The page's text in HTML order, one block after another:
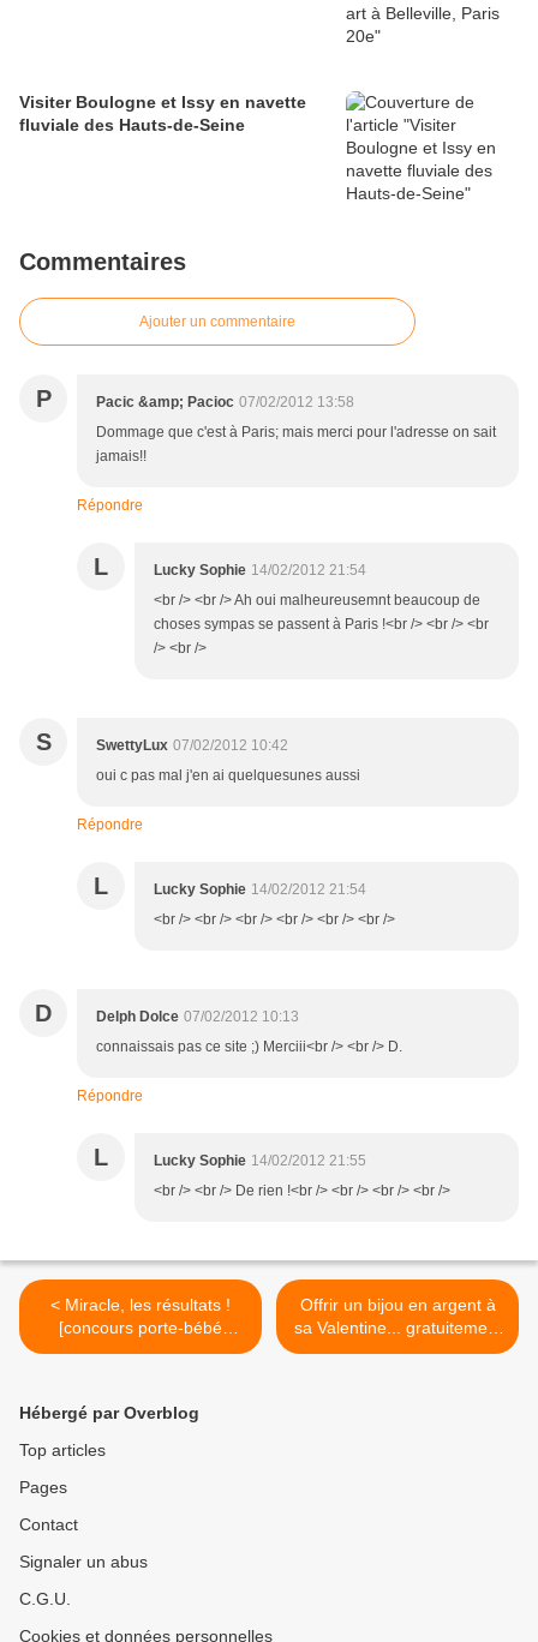
Visiter Boulogne et Issy en navette
fluviale des Hauts-de-Seine
Commentaires
Ajouter un commentaire
P Pacic &amp; Pacioc 07/02/2012 13:58
Dommage que c'est à Paris; mais merci pour l'adresse on sait
jamais!!
Répondre
L Lucky Sophie 14/02/2012 21:54
<br /> <br /> Ah oui malheureusemnt beaucoup de
choses sympas se passent à Paris !<br /> <br /> <br
/> <br />
S SwettyLux 07/02/2012 10:42
oui c pas mal j'en ai quelquesunes aussi
Répondre
L Lucky Sophie 14/02/2012 21:54
<br /> <br /> <br /> <br /> <br /> <br />
D Delph Dolce 07/02/2012 10:13
connaissais pas ce site ;) Merciii<br /> <br /> D.
Répondre
L Lucky Sophie 14/02/2012 21:55
<br /> <br /> De rien !<br /> <br /> <br /> <br />
< Miracle, les résultats !
[concours porte-bébé
BabyBjörn]
Offrir un bijou en argent à
sa Valentine... gratuitement
! [Murat Paris] >
Hébergé par Overblog
Top articles
Pages
Contact
Signaler un abus
C.G.U.
Cookies et données personnelles